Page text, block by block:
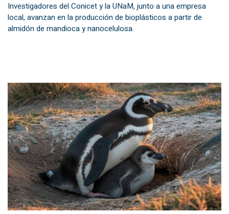
Investigadores del Conicet y la UNaM, junto a una empresa
local, avanzan en la producción de bioplásticos a partir de
almidón de mandioca y nanocelulosa.